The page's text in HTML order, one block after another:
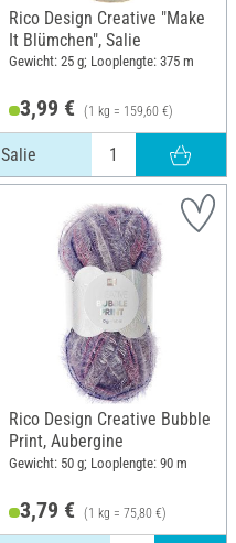
Rico Design Creative "Make
It Blümchen", Salie
Gewicht: 25 g; Looplengte: 375 m
3,99 € (1 kg = 159,60 €)
Salie
Rico Design Creative Bubble
Print, Aubergine
Gewicht: 50 g; Looplengte: 90 m
3,79 € (1 kg = 75,80 €)